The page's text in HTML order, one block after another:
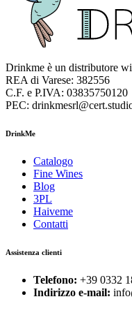
Drinkme è un distributore
REA di Varese: 382556
C.F. e P.IVA: 03835750120
PEC:
DrinkMe
Catalogo
Fine Wines
Blog
3PL
Haiveme
Contatti
Assistenza clienti
Telefono: +39 0332
Indirizzo e-mail: